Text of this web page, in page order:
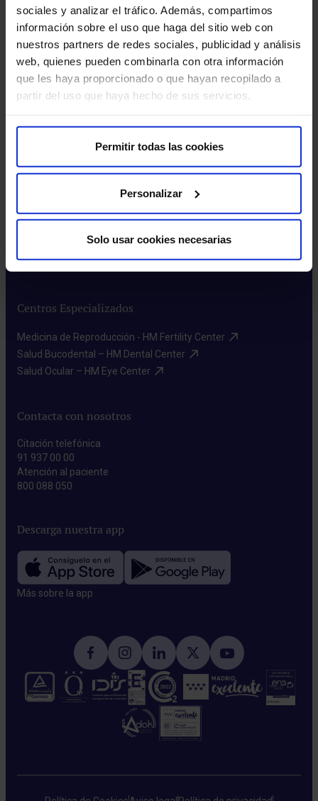
sociales y analizar el tráfico. Además, compartimos
información sobre el uso que haga del sitio web con
nuestros partners de redes sociales, publicidad y análisis
web, quienes pueden combinarla con otra información
que les haya proporcionado o que hayan recopilado a
partir del uso que haya hecho de sus servicios.
Permitir todas las cookies
Personalizar
Solo usar cookies necesarias
Fundación HM Hospitales​
Centro Universitario CUHMED​
Instituto HM Hospitales​
Intranet HM Hospitales​
HM CIOCC​
HM CIEC​
Enlaces de interés
Aseguradoras y mutuas​
Índices Asistenciales​
Donación de sangre​
Prensa​
Centros Especializados
Medicina de Reproducción - HM Fertility Center​
Salud Bucodental – HM Dental Center​
Salud Ocular – HM Eye Center​
Contacta con nosotros
Citación telefónica
91 937 00 00
Atención al paciente
800 088 050
Descarga nuestra app
Más sobre la app​